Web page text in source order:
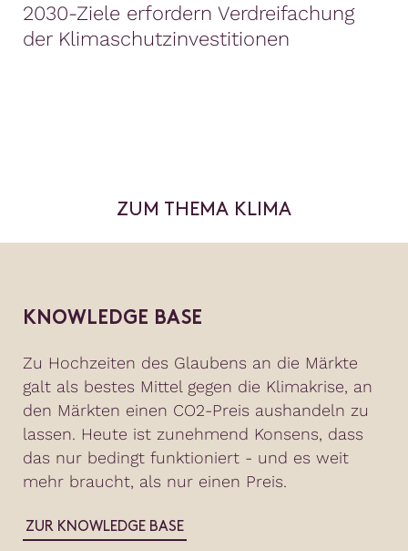
2030-Ziele erfordern Verdreifachung
der Klimaschutzinvestitionen
ZUM THEMA KLIMA
KNOWLEDGE BASE
Zu Hochzeiten des Glaubens an die Märkte
galt als bestes Mittel gegen die Klimakrise, an
den Märkten einen CO2-Preis aushandeln zu
lassen. Heute ist zunehmend Konsens, dass
das nur bedingt funktioniert - und es weit
mehr braucht, als nur einen Preis.
ZUR KNOWLEDGE BASE